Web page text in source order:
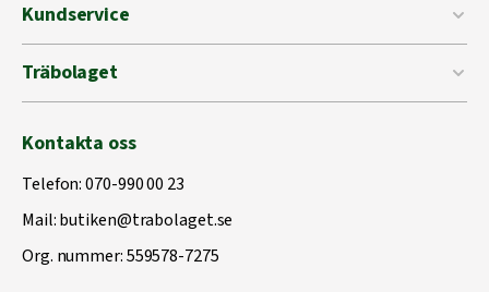
Kundservice
Träbolaget
Kontakta oss
Telefon:070-990 00 23
Mail:butiken@trabolaget.se
Org. nummer: 559578-7275